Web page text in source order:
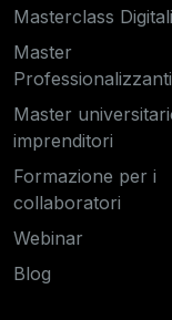
Masterclass Digitali
Master
Professionalizzanti
Master
imprenditori
Formazione per i
collaboratori
Webinar
Blog